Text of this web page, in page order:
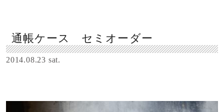
通帳ケース セミオーダー
2014.08.23 sat.